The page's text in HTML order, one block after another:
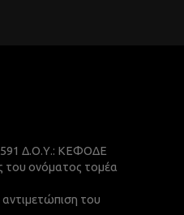
Δ.Ο.Υ.: ΚΕΦΟΔΕ
του ονόματος τομέα
του